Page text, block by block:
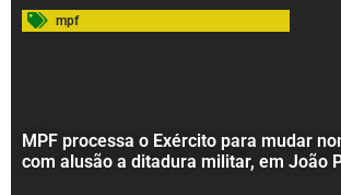
mpf
MPF processa o Exército para mudar
com alusão a ditadura militar, em João